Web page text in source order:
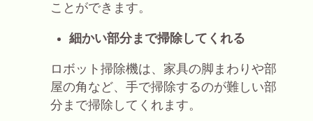
ことができます。
細かい部分まで掃除してくれる
ロボット掃除機は、家具の脚まわりや部
屋の角など、手で掃除するのが難しい部
分まで掃除してくれます。